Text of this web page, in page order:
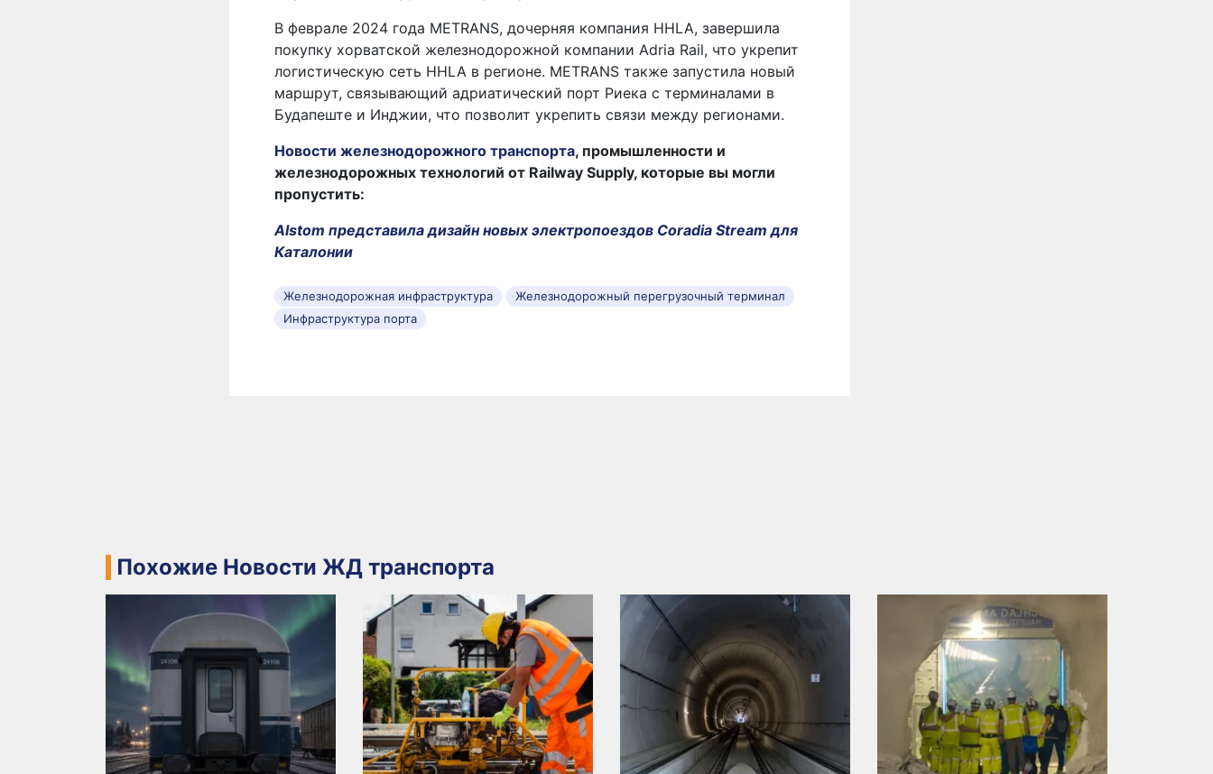
В феврале 2024 года METRANS, дочерняя компания HHLA, завершила
покупку хорватской железнодорожной компании Adria Rail, что укрепит
логистическую сеть HHLA в регионе. METRANS также запустила новый
маршрут, связывающий адриатический порт Риека с терминалами в
Будапеште и Инджии, что позволит укрепить связи между регионами.
Новости железнодорожного транспорта, промышленности и
железнодорожных технологий от Railway Supply, которые вы могли
пропустить:
Alstom представила дизайн новых электропоездов Coradia Stream для
Каталонии
Железнодорожная инфраструктура
Железнодорожный перегрузочный терминал
Инфраструктура порта
Похожие Новости ЖД транспорта